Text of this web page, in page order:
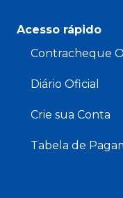
Acesso rápido
Contracheque
Diário Oficial
Crie sua Conta
Tabela de